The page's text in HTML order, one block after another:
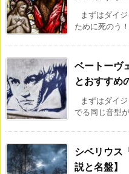
まずはダイ
ために死のう
ベートーヴ
とおすすめ
まずはダイ
でる同じ音型
シベリウス
説と名盤】